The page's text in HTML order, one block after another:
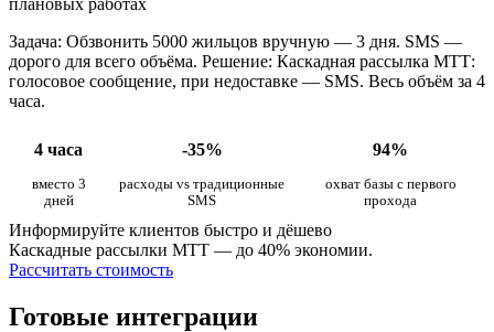
Задача: Обзвонить 5000 жильцов вручную — 3 дня. SMS —
дорого для всего объёма. Решение: Каскадная рассылка МТТ:
голосовое сообщение, при недоставке — SMS. Весь объём за 4
часа.
4 часа -35% 94%
вместо 3
дней
расходы vs традиционные
SMS
охват базы с первого
прохода
Информируйте клиентов быстро и дёшево
Каскадные рассылки МТТ — до 40% экономии.
Рассчитать стоимость
Готовые интеграции